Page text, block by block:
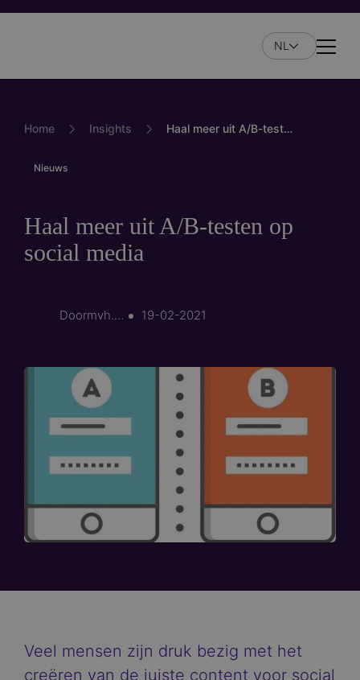
Overslaan
NL
Home Insights Haal meer uit A/B-testen op social media
Nieuws
Haal meer uit A/B-testen op
social media
Door mvh.media 19-02-2021
Veel mensen zijn druk bezig met het
creëren van de juiste content voor social